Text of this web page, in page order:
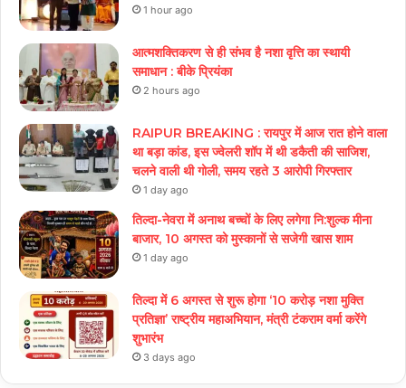
1 hour ago
आत्मशक्तिकरण से ही संभव है नशा वृत्ति का स्थायी
समाधान : बीके प्रियंका
2 hours ago
RAIPUR BREAKING : रायपुर में आज रात होने वाला
था बड़ा कांड, इस ज्वेलरी शॉप में थी डकैती की साजिश,
चलने वाली थी गोली, समय रहते 3 आरोपी गिरफ्तार
1 day ago
तिल्दा-नेवरा में अनाथ बच्चों के लिए लगेगा नि:शुल्क मीना
बाजार, 10 अगस्त को मुस्कानों से सजेगी खास शाम
1 day ago
तिल्दा में 6 अगस्त से शुरू होगा ‘10 करोड़ नशा मुक्ति
प्रतिज्ञा’ राष्ट्रीय महाअभियान, मंत्री टंकराम वर्मा करेंगे
शुभारंभ
3 days ago